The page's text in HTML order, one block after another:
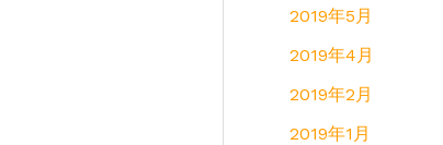
2019年5月
2019年4月
2019年2月
2019年1月